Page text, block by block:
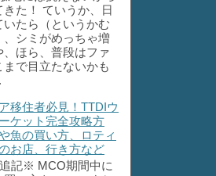
た！ ていうか、日
たら（というかむ
、シミがめっちゃ増
ほら、普段はファ
で目立たないかも
移住者必見！TTDIウ
ケット完全攻略方
魚の買い方、ロティ
お店、行き方など
記※ MCO期間中に